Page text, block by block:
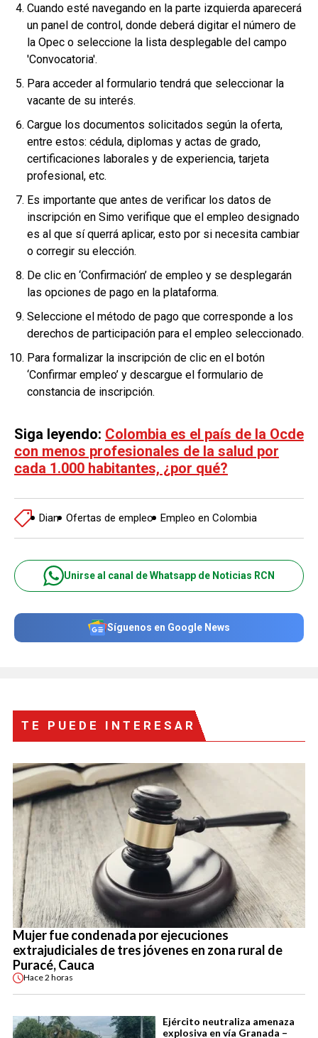
Cuando esté navegando en la parte izquierda aparecerá
un panel de control, donde deberá digitar el número de
la Opec o seleccione la lista desplegable del campo
'Convocatoria'.
Para acceder al formulario tendrá que seleccionar la
vacante de su interés.
Cargue los documentos solicitados según la oferta,
entre estos: cédula, diplomas y actas de grado,
certificaciones laborales y de experiencia, tarjeta
profesional, etc.
Es importante que antes de verificar los datos de
inscripción en Simo verifique que el empleo designado
es al que sí querrá aplicar, esto por si necesita cambiar
o corregir su elección.
De clic en ‘Confirmación’ de empleo y se desplegarán
las opciones de pago en la plataforma.
Seleccione el método de pago que corresponde a los
derechos de participación para el empleo seleccionado.
Para formalizar la inscripción de clic en el botón
‘Confirmar empleo’ y descargue el formulario de
constancia de inscripción.
Siga leyendo: Colombia es el país de la Ocde
con menos profesionales de la salud por
cada 1.000 habitantes, ¿por qué?
Dian Ofertas de empleo Empleo en Colombia
Unirse al canal de Whatsapp de Noticias RCN
Síguenos en Google News
TE PUEDE INTERESAR
Mujer fue condenada por ejecuciones
extrajudiciales de tres jóvenes en zona rural de
Puracé, Cauca
Hace2 horas
Ejército neutraliza amenaza
explosiva en vía Granada –